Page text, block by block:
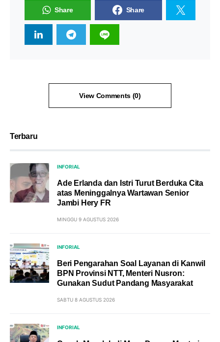
Share Share
View Comments (0)
Terbaru
INFORIAL
Ade Erlanda dan Istri Turut Berduka Cita
atas Meninggalnya Wartawan Senior
Jambi Hery FR
MINGGU 9 AGUSTUS 2026
INFORIAL
Beri Pengarahan Soal Layanan di Kanwil
BPN Provinsi NTT, Menteri Nusron:
Gunakan Sudut Pandang Masyarakat
SABTU 8 AGUSTUS 2026
INFORIAL